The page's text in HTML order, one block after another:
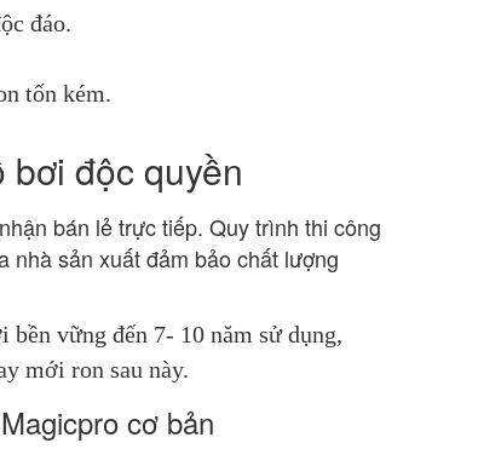
đáo.
tốn kém.
độc quyền
bán lẻ trực tiếp. Quy trình thi công
nhà sản xuất đảm bảo chất lượng
vững đến 7- 10 năm sử dụng,
mới ron sau này.
cơ bản